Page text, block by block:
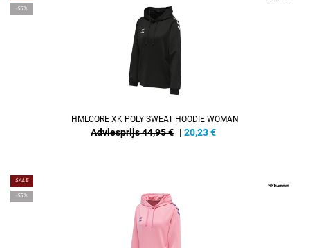
-55%
HMLCORE XK POLY SWEAT HOODIE WOMAN
Adviesprijs 44,95 € | 20,23€
SALE
-55%